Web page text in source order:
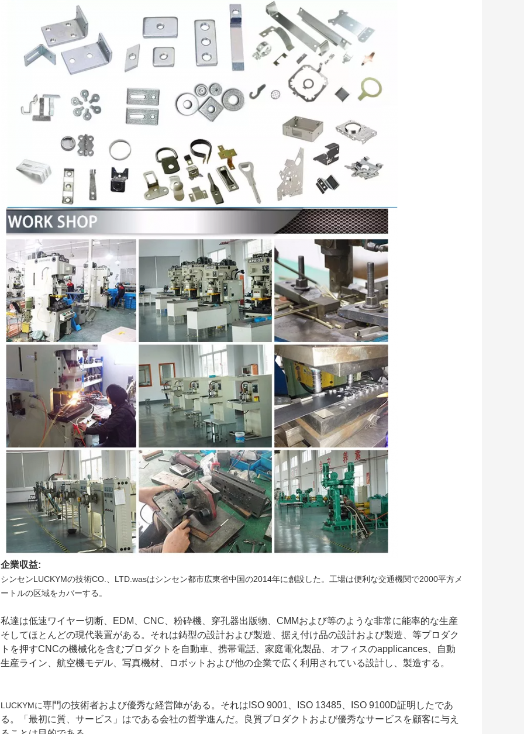
企業収益:
シンセンLUCKYMの技術CO.、LTD.wasはシンセン都市広東省中国の2014年に創設した。工場は便利な交通機関で2000平方メ
ートルの区域をカバーする。
私達は低速ワイヤー切断、EDM、CNC、粉砕機、穿孔器出版物、CMMおよび等のような非常に能率的な生産
そしてほとんどの現代装置がある。それは鋳型の設計および製造、据え付け品の設計および製造、等プロダク
トを押すCNCの機械化を含むプロダクトを自動車、携帯電話、家庭電化製品、オフィスのapplicances、自動
生産ライン、航空機モデル、写真機材、ロボットおよび他の企業で広く利用されている設計し、製造する。
LUCKYMに専門の技術者および優秀な経営陣がある。それはISO 9001、ISO 13485、ISO 9100D証明したであ
る。「最初に質、サービス」はである会社の哲学進んだ。良質プロダクトおよび優秀なサービスを顧客に与え